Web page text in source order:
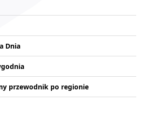
Dnia
przewodnik po regionie